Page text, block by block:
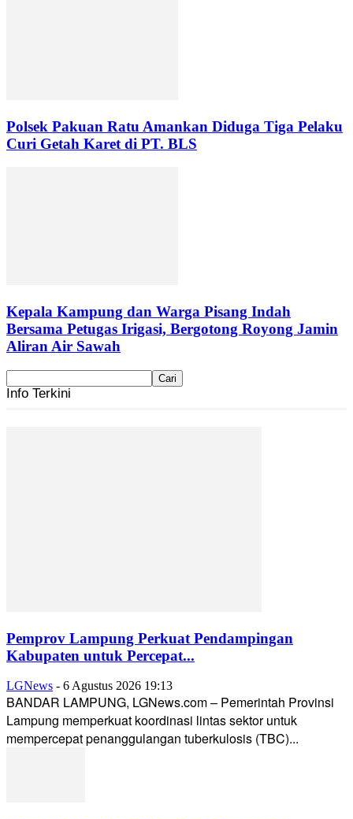
Polsek Pakuan Ratu Amankan Diduga Tiga Pelaku
Curi Getah Karet di PT. BLS
Kepala Kampung dan Warga Pisang Indah
Bersama Petugas Irigasi, Bergotong Royong Jamin
Aliran Air Sawah
Info Terkini
Pemprov Lampung Perkuat Pendampingan
Kabupaten untuk Percepat...
LGNews - 6 Agustus 2026 19:13
BANDAR LAMPUNG, LGNews.com – Pemerintah Provinsi
Lampung memperkuat koordinasi lintas sektor untuk
mempercepat penanggulangan tuberkulosis (TBC)...